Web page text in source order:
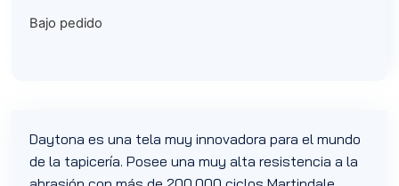
Bajo pedido
Daytona es una tela muy innovadora para el mundo
de la tapicería. Posee una muy alta resistencia a la